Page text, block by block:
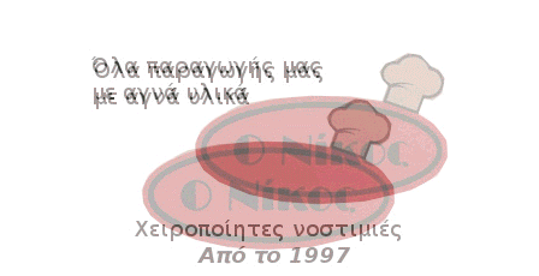
August 07, 2026
KARA TALKS
«Kara Talks»: LIVE 21:00
August 07, 2026
SLIDE
Κύπελλο: Την Τετάρτη 19 Αυγούστου το Νίκη
Βόλου - Πανιώνιος